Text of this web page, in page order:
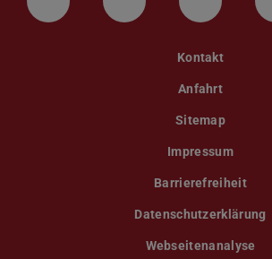
LinkedIn-Seite der TU
Instagram-Kanal
Kontakt
Anfahrt
Sitemap
Impressum
Barrierefreiheit
Datenschutzerklärung
Webseitenanalyse